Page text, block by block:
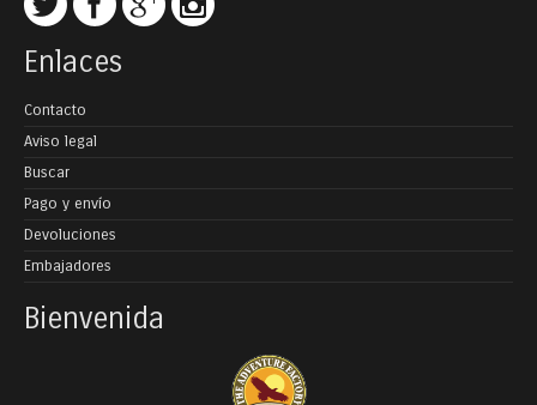
Enlaces
Contacto
Aviso legal
Buscar
Pago y envío
Devoluciones
Embajadores
Bienvenida